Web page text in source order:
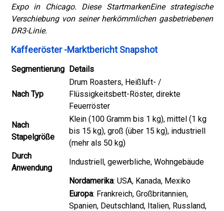
Expo in Chicago. Diese StartmarkenEine strategische
Verschiebung von seiner herkömmlichen gasbetriebenen
DR3-Linie.
Kaffeeröster -Marktbericht Snapshot
Segmentierung Details
Nach Typ
Drum Roasters, Heißluft- /
Flüssigkeitsbett-Röster, direkte
Feuerröster
Nach
Stapelgröße
Klein (100 Gramm bis 1 kg), mittel (1 kg
bis 15 kg), groß (über 15 kg), industriell
(mehr als 50 kg)
Durch
Anwendung
Industriell, gewerbliche, Wohngebäude
Nordamerika: USA, Kanada, Mexiko
Europa: Frankreich, Großbritannien,
Spanien, Deutschland, Italien, Russland,